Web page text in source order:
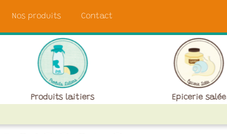
Nos produits Contact
Produits laitiers Epicerie salée